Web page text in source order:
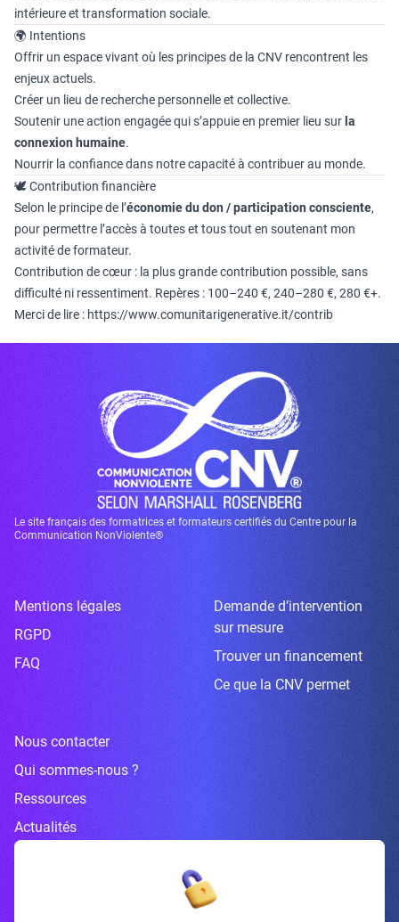
intérieure et transformation sociale.
🌍 Intentions
Offrir un espace vivant où les principes de la CNV rencontrent les
enjeux actuels.
Créer un lieu de recherche personnelle et collective.
Soutenir une action engagéequi s’appuie en premier lieu sur la
connexion humaine.
Nourrir la confiance dans notre capacité à contribuer au monde.
🕊 Contribution financière
Selon le principe de l’économie du don / participation consciente,
pour permettre l’accès à toutes et tous tout en soutenant mon
activité de formateur.
Contribution de cœur : la plus grande contribution possible, sans
difficulté ni ressentiment. Repères : 100–240 €, 240–280 €, 280 €+.
Merci de lire : https://www.comunitarigenerative.it/contrib
Le site français des formatrices et formateurs certifiés du Centre pour la
Communication NonViolente®
Mentions légales
RGPD
FAQ
Demande d’intervention
sur mesure
Trouver un financement
Ce que la CNV permet
Nous contacter
Qui sommes-nous ?
Ressources
Actualités
Inscrivez-vous à la newsletter